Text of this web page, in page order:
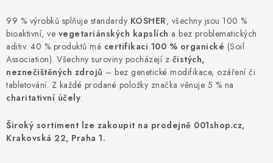
AKCE
DÁRKY
PORADNA
ZNAČKY
99 % výrobků splňuje standardy KOSHER, všechny jsou 100 %
bioaktivní, ve vegetariánských kapslích a bez problematických
aditiv. 40 % produktů má certifikaci 100 % organické (Soil
Association). Všechny suroviny pocházejí z čistých,
neznečištěných zdrojů – bez genetické modifikace, ozáření či
tabletování. Z každé prodané položky značka věnuje 5 % na
charitativní účely.
Široký sortiment lze zakoupit na prodejně 001shop.cz,
Krakovská 22, Praha 1.